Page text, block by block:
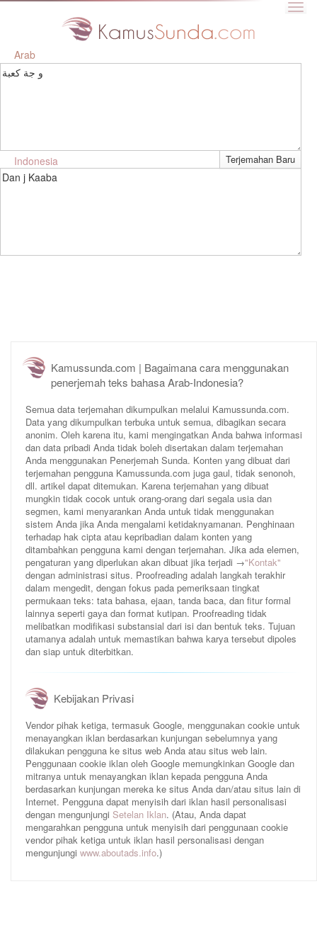
Arab
و جة كعبة
Indonesia
Dan j Kaaba
Kamussunda.com | Bagaimana cara menggunakan
penerjemah teks bahasa Arab-Indonesia?
Semua data terjemahan dikumpulkan melalui Kamussunda.com.
Data yang dikumpulkan terbuka untuk semua, dibagikan secara
anonim. Oleh karena itu, kami mengingatkan Anda bahwa informasi
dan data pribadi Anda tidak boleh disertakan dalam terjemahan
Anda menggunakan Penerjemah Sunda. Konten yang dibuat dari
terjemahan pengguna Kamussunda.com juga gaul, tidak senonoh,
dll. artikel dapat ditemukan. Karena terjemahan yang dibuat
mungkin tidak cocok untuk orang-orang dari segala usia dan
segmen, kami menyarankan Anda untuk tidak menggunakan
sistem Anda jika Anda mengalami ketidaknyamanan. Penghinaan
terhadap hak cipta atau kepribadian dalam konten yang
ditambahkan pengguna kami dengan terjemahan. Jika ada elemen,
pengaturan yang diperlukan akan dibuat jika terjadi →"Kontak"
dengan administrasi situs. Proofreading adalah langkah terakhir
dalam mengedit, dengan fokus pada pemeriksaan tingkat
permukaan teks: tata bahasa, ejaan, tanda baca, dan fitur formal
lainnya seperti gaya dan format kutipan. Proofreading tidak
melibatkan modifikasi substansial dari isi dan bentuk teks. Tujuan
utamanya adalah untuk memastikan bahwa karya tersebut dipoles
dan siap untuk diterbitkan.
Kebijakan Privasi
Vendor pihak ketiga, termasuk Google, menggunakan cookie untuk
menayangkan iklan berdasarkan kunjungan sebelumnya yang
dilakukan pengguna ke situs web Anda atau situs web lain.
Penggunaan cookie iklan oleh Google memungkinkan Google dan
mitranya untuk menayangkan iklan kepada pengguna Anda
berdasarkan kunjungan mereka ke situs Anda dan/atau situs lain di
Internet. Pengguna dapat menyisih dari iklan hasil personalisasi
dengan mengunjungi Setelan Iklan. (Atau, Anda dapat
mengarahkan pengguna untuk menyisih dari penggunaan cookie
vendor pihak ketiga untuk iklan hasil personalisasi dengan
mengunjungi www.aboutads.info.)